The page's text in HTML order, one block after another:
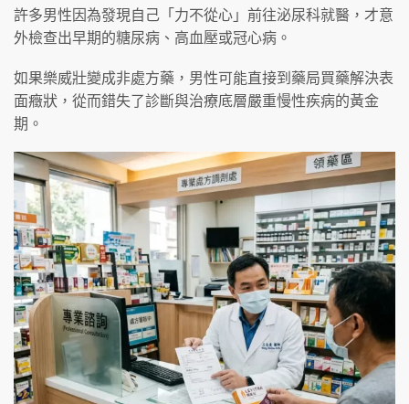
許多男性因為發現自己「力不從心」前往泌尿科就醫，才意
外檢查出早期的糖尿病、高血壓或冠心病。
如果樂威壯變成非處方藥，男性可能直接到藥局買藥解決表
面癥狀，從而錯失了診斷與治療底層嚴重慢性疾病的黃金
期。